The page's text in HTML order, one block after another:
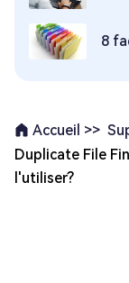
8 façons
Accueil >>
Duplicate File
l'utiliser?